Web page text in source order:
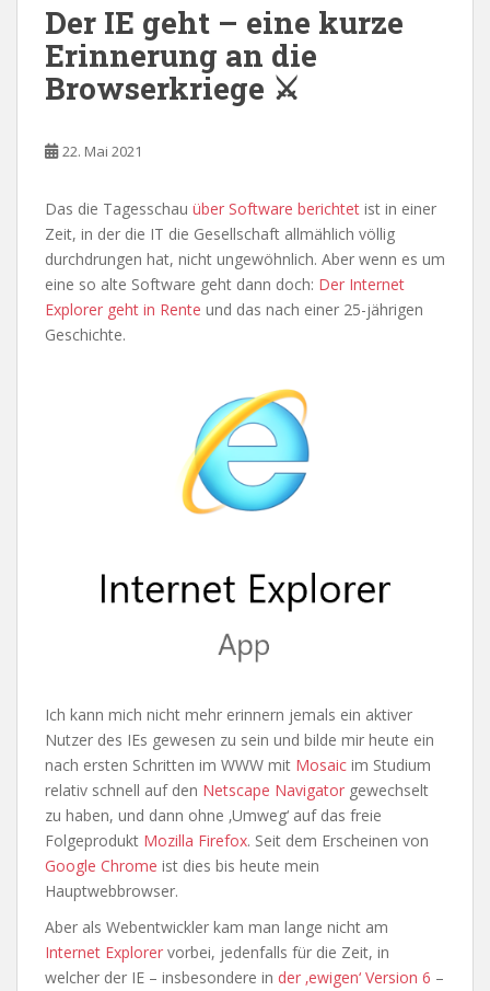
Der IE geht – eine kurze
Erinnerung an die
Browserkriege ⚔
22. Mai 2021
Das die Tagesschau über Software berichtet ist in einer
Zeit, in der die IT die Gesellschaft allmählich völlig
durchdrungen hat, nicht ungewöhnlich. Aber wenn es um
eine so alte Software geht dann doch: Der Internet
Explorer geht in Rente und das nach einer 25-jährigen
Geschichte.
Ich kann mich nicht mehr erinnern jemals ein aktiver
Nutzer des IEs gewesen zu sein und bilde mir heute ein
nach ersten Schritten im WWW mit Mosaic im Studium
relativ schnell auf den Netscape Navigator gewechselt
zu haben, und dann ohne ‚Umweg‘ auf das freie
Folgeprodukt Mozilla Firefox. Seit dem Erscheinen von
Google Chrome ist dies bis heute mein
Hauptwebbrowser.
Aber als Webentwickler kam man lange nicht am
Internet Explorer vorbei, jedenfalls für die Zeit, in
welcher der IE – insbesondere in der ‚ewigen‘ Version 6 –